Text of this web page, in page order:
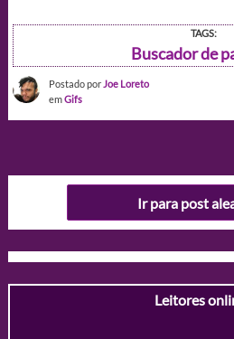
TAGS:
Buscador de
Postado por Joe Loreto
emGifs
Ir para post
Leitores